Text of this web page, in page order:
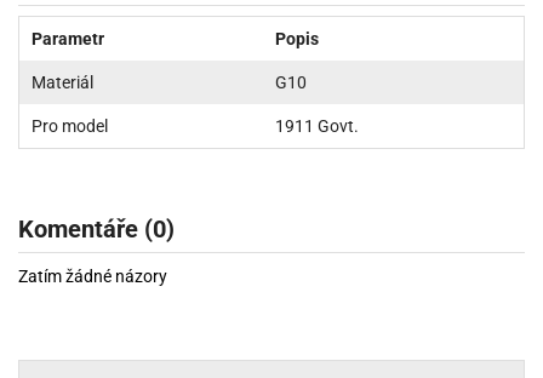
Parametr Popis
Materiál G10
Pro model 1911 Govt.
Komentáře (0)
Zatím žádné názory